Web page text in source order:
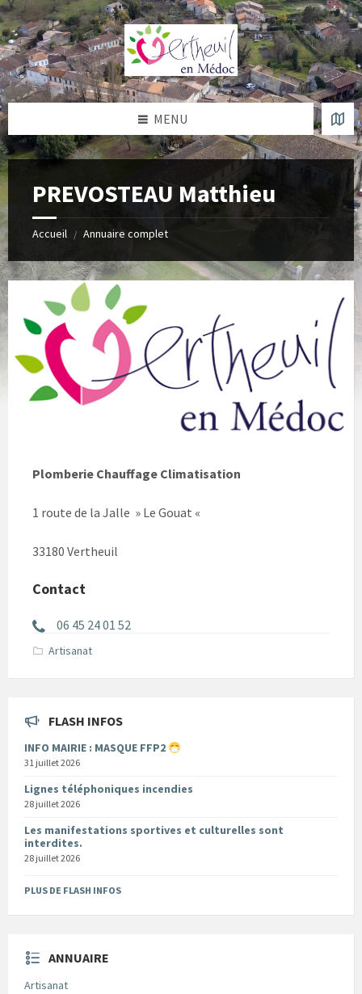
Skip
to
content
Skip
to
left
sidebar
Skip
to
footer
MENU
PREVOSTEAU Matthieu
Accueil / Annuaire complet
Plomberie Chauffage Climatisation
1 route de la Jalle » Le Gouat «
33180 Vertheuil
Contact
06 45 24 01 52
Artisanat
FLASH INFOS
INFO MAIRIE : MASQUE FFP2
31 juillet 2026
Lignes téléphoniques incendies
28 juillet 2026
Les manifestations sportives et culturelles sont
interdites.
28 juillet 2026
PLUS DE FLASH INFOS
ANNUAIRE
Artisanat